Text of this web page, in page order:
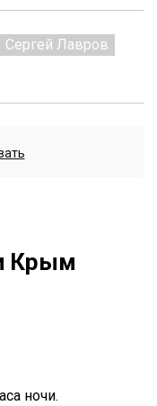
Сергей Лавров
Крым
ночи.